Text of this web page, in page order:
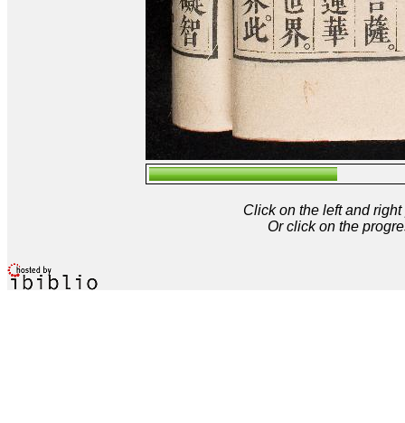
Click on the left and
Or click on the